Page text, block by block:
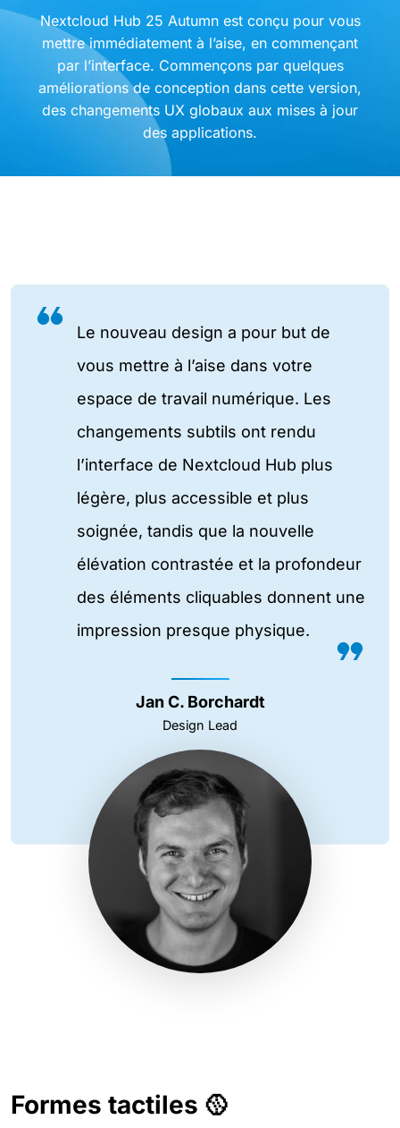
Nextcloud Hub 25 Autumn est conçu pour vous
mettre immédiatement à l’aise, en commençant
par l’interface. Commençons par quelques
améliorations de conception dans cette version,
des changements UX globaux aux mises à jour
des applications.
Le nouveau design a pour but de
vous mettre à l’aise dans votre
espace de travail numérique. Les
changements subtils ont rendu
l’interface de Nextcloud Hub plus
légère, plus accessible et plus
soignée, tandis que la nouvelle
élévation contrastée et la profondeur
des éléments cliquables donnent une
impression presque physique.
Jan C. Borchardt
Design Lead
Formes tactiles 🥎